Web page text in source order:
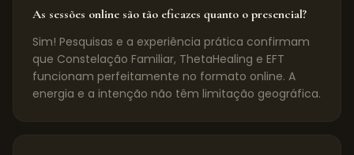
As sessões online são tão eficazes quanto o presencial?
Sim! Pesquisas e a experiência prática confirmam
que Constelação Familiar, ThetaHealing e EFT
funcionam perfeitamente no formato online. A
energia e a intenção não têm limitação geográfica.